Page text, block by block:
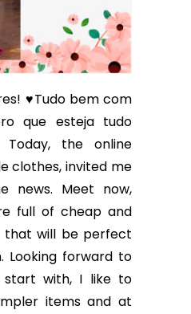
♥Tudo bem com
que esteja tudo
Today, the online
clothes, invited me
news. Meet now,
full of cheap and
that will be perfect
Looking forward to
start with, I like to
items and at